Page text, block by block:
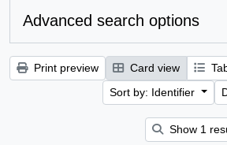
Advanced search options
Print preview Card view
Sort by: Identifier
Show 1